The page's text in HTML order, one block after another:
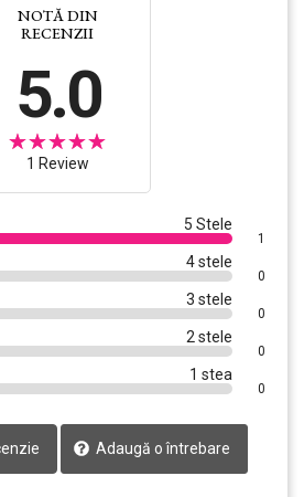
NOTĂ DIN
RECENZII
5.0
1 Review
5 Stele
1
4 stele
0
3 stele
0
2 stele
0
1 stea
0
Adaugă o întrebare